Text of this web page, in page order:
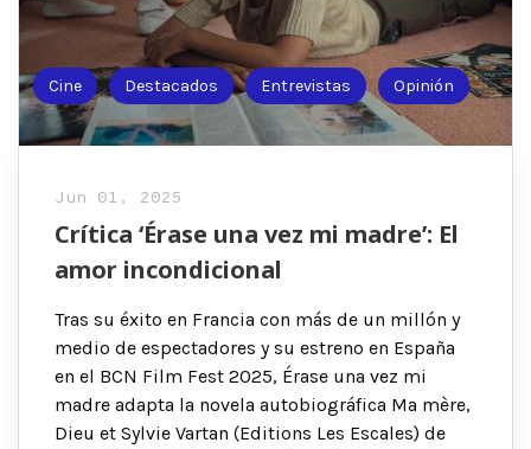
Cine Destacados Entrevistas Opinión
Jun 01, 2025
Crítica ‘Érase una vez mi madre’: El
amor incondicional
Tras su éxito en Francia con más de un millón y
medio de espectadores y su estreno en España
en el BCN Film Fest 2025, Érase una vez mi
madre adapta la novela autobiográfica Ma mère,
Dieu et Sylvie Vartan (Editions Les Escales) de